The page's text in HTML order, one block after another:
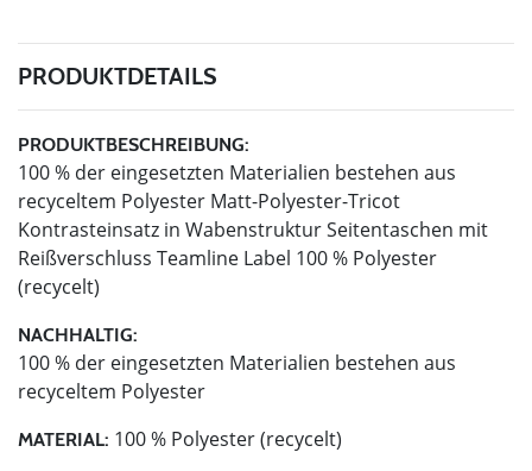
PRODUKTDETAILS
PRODUKTBESCHREIBUNG:
100 % der eingesetzten Materialien bestehen aus
recyceltem Polyester Matt-Polyester-Tricot
Kontrasteinsatz in Wabenstruktur Seitentaschen mit
Reißverschluss Teamline Label 100 % Polyester
(recycelt)
NACHHALTIG:
100 % der eingesetzten Materialien bestehen aus
recyceltem Polyester
MATERIAL: 100 % Polyester (recycelt)